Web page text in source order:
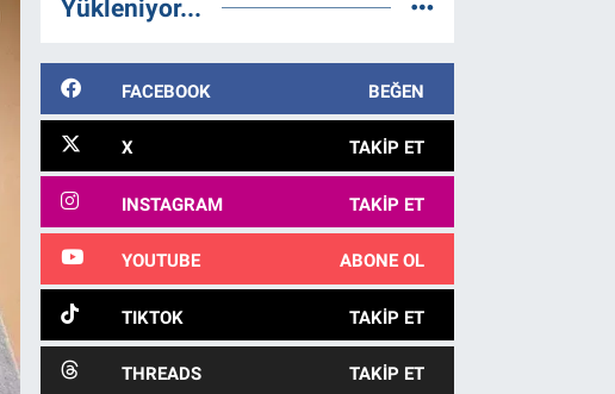
Yükleniyor...
FACEBOOK BEĞEN
X TAKIP ET
INSTAGRAM TAKIP ET
YOUTUBE ABONE OL
TIKTOK TAKIP ET
THREADS TAKIP ET